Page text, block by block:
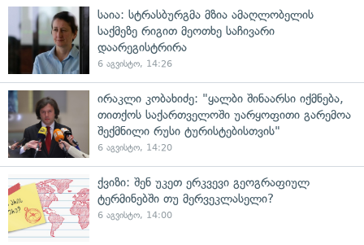
საია: სტრასბურგმა მზია ამაღლობელის
საქმეზე რიგით მეოთხე საჩივარი
დაარეგისტრირა
6 აგვისტო, 14:26
ირაკლი კობახიძე: "ყალბი შინაარსი იქმნება,
თითქოს საქართველოში უარყოფითი გარემოა
შექმნილი რუსი ტურისტებისთვის"
6 აგვისტო, 14:20
ქვიზი: შენ უკეთ ერკვევი გეოგრაფიულ
ტერმინებში თუ მერვეკლასელი?
6 აგვისტო, 14:00